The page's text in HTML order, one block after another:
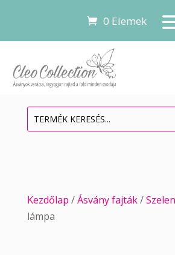
0 Elemek
Kezdőlap /Ásvány fajták/
lámpa